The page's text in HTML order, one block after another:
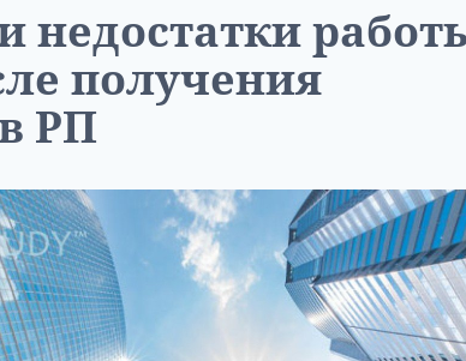
недостатки
получения
РП